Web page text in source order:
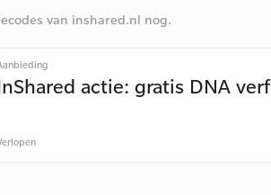
van inshared.nl nog.
actie: gratis DNA verf